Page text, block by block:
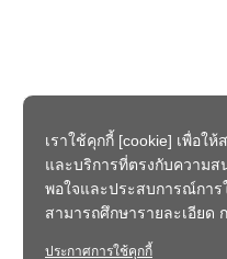
เราใช้คุกกี้ [cookie] เพื่อใ
และบริการที่ตรงกับความส
พอใจและประสบการณ์กา
สามารถศึกษารายละเอียด
ประกาศการใช้คุกกี้